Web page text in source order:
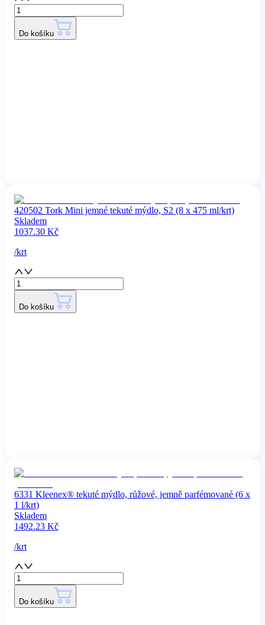
Do košíku
420502 Tork Mini jemné tekuté mýdlo, S2 (8 x 475 ml/krt)
Skladem
1037.30 Kč
/krt
Do košíku
6331 Kleenex® tekuté mýdlo, růžové, jemně parfémované (6 x
1 l/krt)
Skladem
1492.23 Kč
/krt
Do košíku